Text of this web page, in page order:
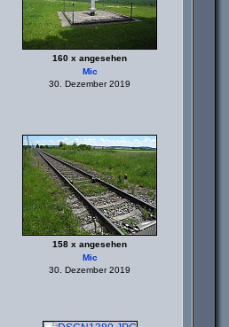
160 x angesehen
Mic
30. Dezember 2019
158 x angesehen
Mic
30. Dezember 2019